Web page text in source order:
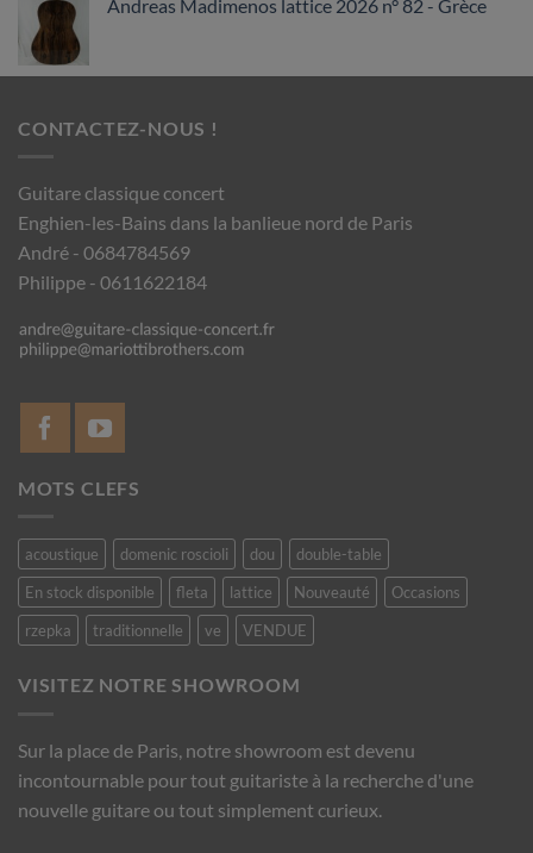
Andreas Madimenos lattice 2026 n° 82 - Grèce
CONTACTEZ-NOUS !
Guitare classique concert
Enghien-les-Bains dans la banlieue nord de Paris
André - 0684784569
Philippe - 0611622184
MOTS CLEFS
acoustique domenic roscioli dou
double-table
En stock disponible
fleta lattice Nouveauté
Occasions
rzepka
traditionnelle ve VENDUE
VISITEZ NOTRE SHOWROOM
Sur la place de Paris, notre showroom est devenu
incontournable pour tout guitariste à la recherche d'une
nouvelle guitare ou tout simplement curieux.